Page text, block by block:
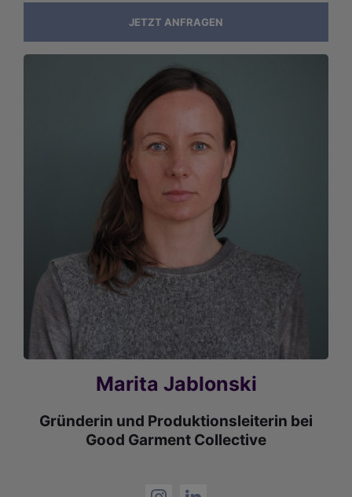
JETZT ANFRAGEN
Marita Jablonski
Gründerin und Produktionsleiterin bei
Good Garment Collective